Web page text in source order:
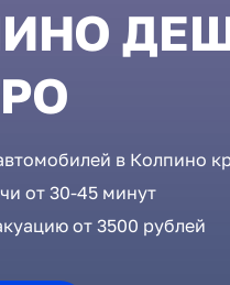
в Колпино
от 30-45 минут
от 3500 рублей